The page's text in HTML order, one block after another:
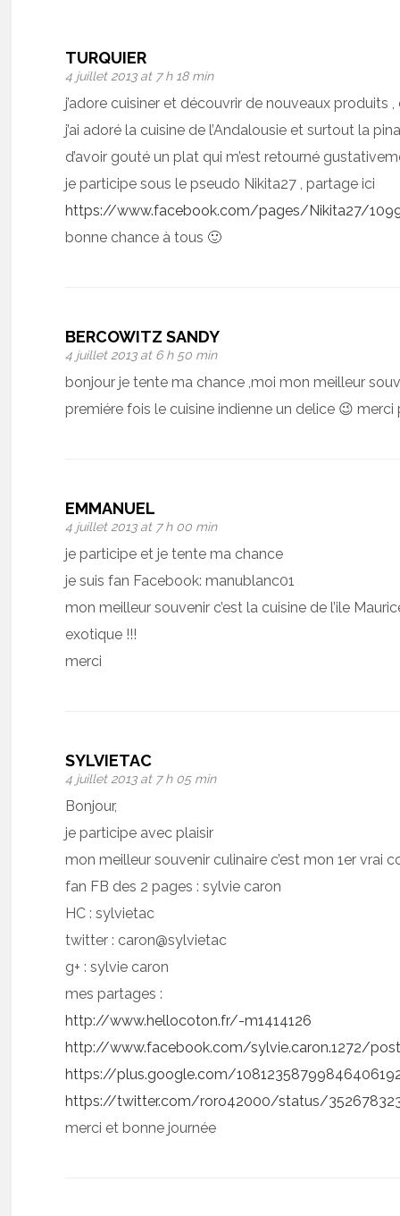
TURQUIER
4 juillet 2013 at 7 h 18 min
j’adore cuisiner et découvrir de nouveaux produits ,
j’ai adoré la cuisine de l’Andalousie et surtout la
d’avoir gouté un plat qui m’est retourné
je participe sous le pseudo Nikita27 , partage ici
https://www.facebook.com/pages/Nikita27/
bonne chance à tous 🙂
BERCOWITZ SANDY
4 juillet 2013 at 6 h 50 min
bonjour je tente ma chance ,moi mon meilleur
premiére fois le cuisine indienne un delice 😉
EMMANUEL
4 juillet 2013 at 7 h 00 min
je participe et je tente ma chance
je suis fan Facebook: manublanc01
mon meilleur souvenir c’est la cuisine de l’ile
exotique !!!
merci
SYLVIETAC
4 juillet 2013 at 7 h 05 min
Bonjour,
je participe avec plaisir
mon meilleur souvenir culinaire c’est mon 1er vrai
fan FB des 2 pages : sylvie caron
HC : sylvietac
twitter : caron@sylvietac
g+ : sylvie caron
mes partages :
http://www.hellocoton.fr/-m1414126
http://www.facebook.com/sylvie.caron.1272/
https://plus.google.com/
https://twitter.com/roro42000/status/
merci et bonne journée